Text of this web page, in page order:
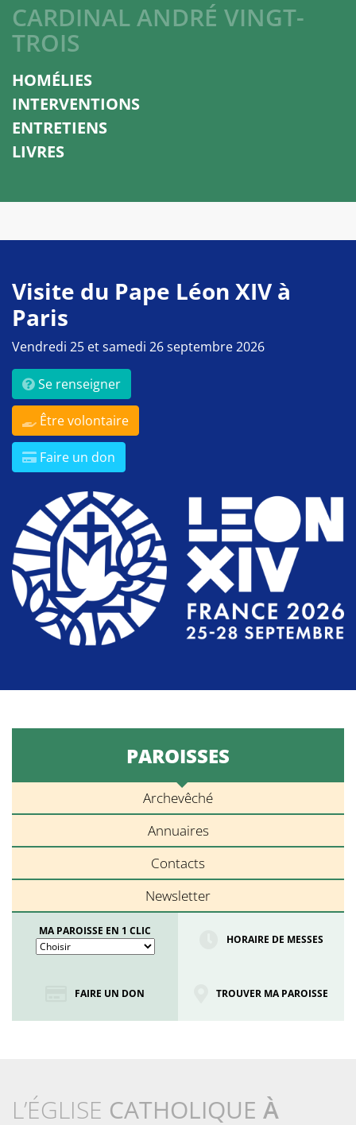
CARDINAL ANDRÉ VINGT-
TROIS
HOMÉLIES
INTERVENTIONS
ENTRETIENS
LIVRES
Visite du Pape Léon XIV à
Paris
Vendredi 25 et samedi 26 septembre 2026
Se renseigner
Être volontaire
Faire un don
PAROISSES
Archevêché
Annuaires
Contacts
Newsletter
MA PAROISSE EN 1 CLIC
HORAIRE DE MESSES
FAIRE UN DON TROUVER MA PAROISSE
L’ÉGLISE CATHOLIQUE À